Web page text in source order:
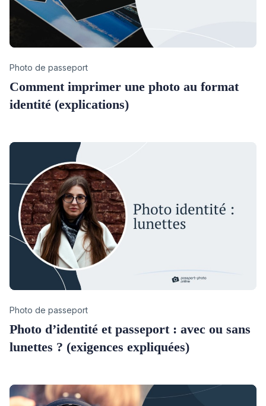
Category
Photo de passeport
Comment imprimer une photo au format
identité (explications)
Category
Photo de passeport
Photo d’identité et passeport : avec ou sans
lunettes ? (exigences expliquées)